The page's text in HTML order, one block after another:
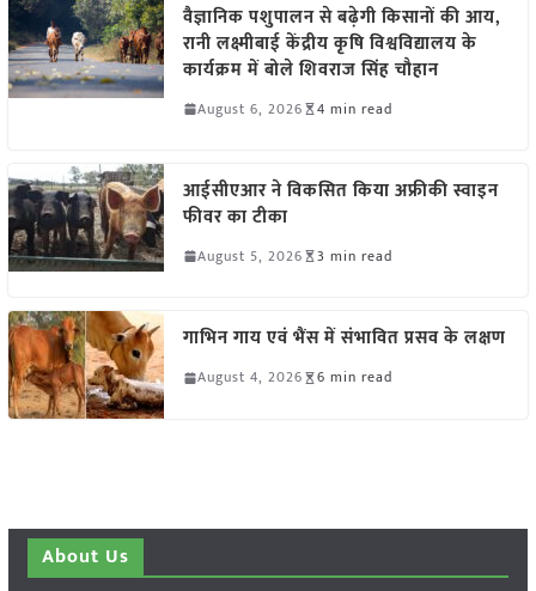
वैज्ञानिक पशुपालन से बढ़ेगी किसानों की आय,
रानी लक्ष्मीबाई केंद्रीय कृषि विश्वविद्यालय के
कार्यक्रम में बोले शिवराज सिंह चौहान
August 6, 2026 4 min read
आईसीएआर ने विकसित किया अफ्रीकी स्वाइन
फीवर का टीका
August 5, 2026 3 min read
गाभिन गाय एवं भैंस में संभावित प्रसव के लक्षण
August 4, 2026 6 min read
About Us